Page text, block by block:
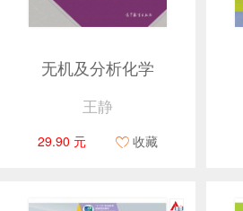
无机及分析化学
王静
29.90 元 收藏